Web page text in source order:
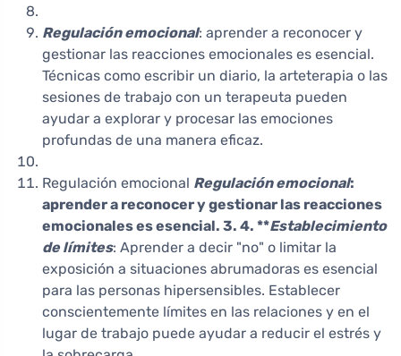
Regulación emocional: aprender a reconocer y
gestionar las reacciones emocionales es esencial.
Técnicas como escribir un diario, la arteterapia o las
sesiones de trabajo con un terapeuta pueden
ayudar a explorar y procesar las emociones
profundas de una manera eficaz.
Regulación emocional Regulación emocional:
aprender a reconocer y gestionar las reacciones
emocionales es esencial. 3. 4. **Establecimiento
de límites: Aprender a decir "no" o limitar la
exposición a situaciones abrumadoras es esencial
para las personas hipersensibles. Establecer
conscientemente límites en las relaciones y en el
lugar de trabajo puede ayudar a reducir el estrés y